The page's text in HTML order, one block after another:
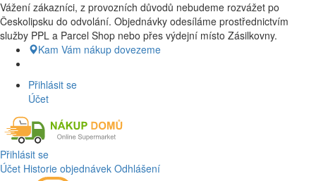
Nákup Potraviny domů, Nákup potraviny online, Čerstvé potraviny
dovezeme až k vašim dveřím. Česká lípa a okolí doprava zdarma.
Nakupdomu.cz
Vážení zákazníci, z provozních důvodů nebudeme rozvážet po
Českolipsku do odvolání. Objednávky odesíláme prostřednictvím
služby PPL a Parcel Shop nebo přes výdejní místo Zásilkovny.
Kam Vám nákup dovezeme
Přihlásit se
Účet
Přihlásit se
Účet Historie objednávek Odhlášení